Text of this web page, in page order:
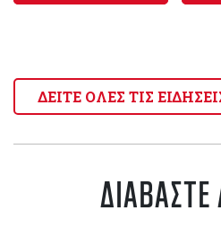
ΔΕΙΤΕ ΟΛΕΣ ΤΙΣ